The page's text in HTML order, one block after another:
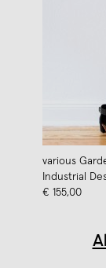
various
Industrial
HALLWAY
€ 155,00